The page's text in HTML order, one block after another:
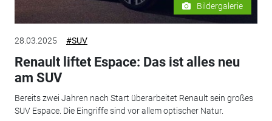
Bildergalerie
28.03.2025 #SUV
Renault liftet Espace: Das ist alles neu
am SUV
Bereits zwei Jahren nach Start überarbeitet Renault sein großes
SUV Espace. Die Eingriffe sind vor allem optischer Natur.